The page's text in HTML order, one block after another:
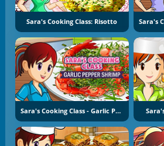
Sara's Cooking Class: Risotto
Sara's Cooking Class - Garlic Pepper Shrimp